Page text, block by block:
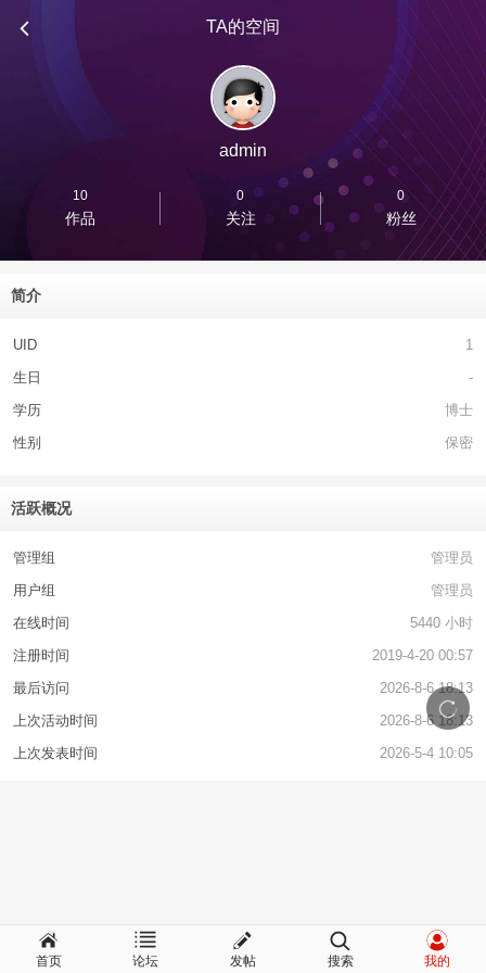
TA的空间
admin
10
作品
0
关注
0
粉丝
简介
UID
1
生日
-
学历
博士
性别
保密
活跃概况
管理组
管理员
用户组
管理员
在线时间
5440 小时
注册时间
2019-4-20 00:57
最后访问
2026-8-6 18:13
上次活动时间
2026-8-6 18:13
上次发表时间
2026-5-4 10:05
首页 论坛 发帖 搜索 我的